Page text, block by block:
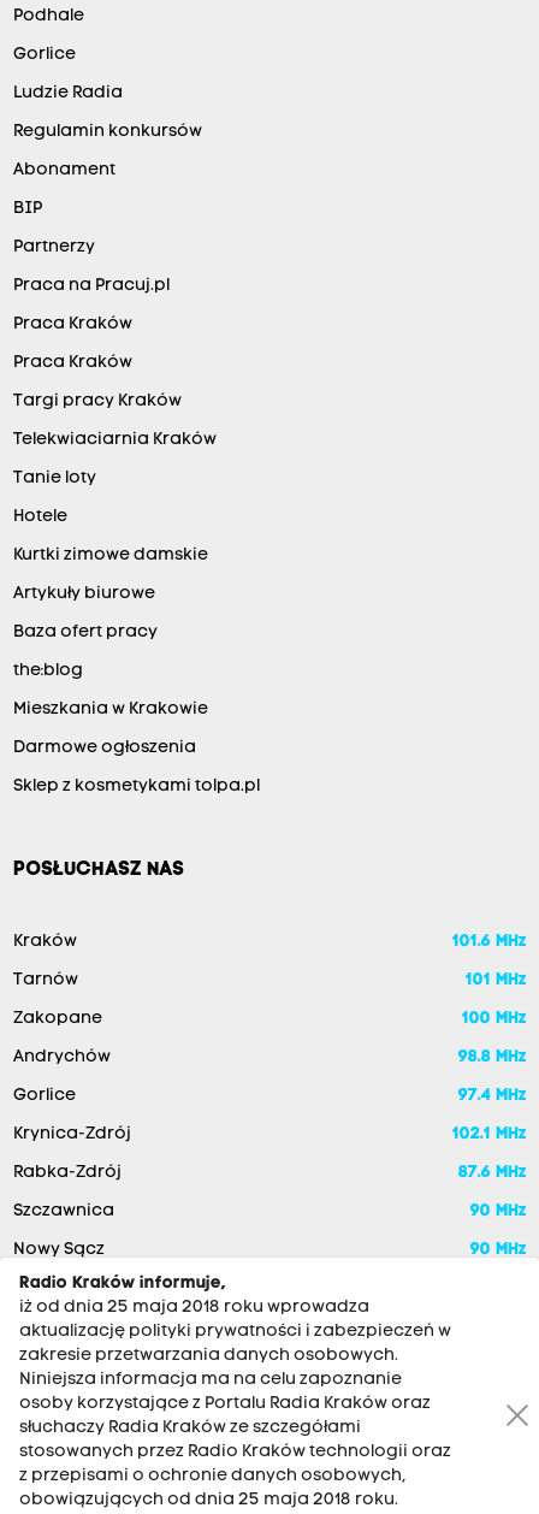
Podhale
Gorlice
Ludzie Radia
Regulamin konkursów
Abonament
BIP
Partnerzy
Praca na Pracuj.pl
Praca Kraków
Praca Kraków
Targi pracy Kraków
Telekwiaciarnia Kraków
Tanie loty
Hotele
Kurtki zimowe damskie
Artykuły biurowe
Baza ofert pracy
the:blog
Mieszkania w Krakowie
Darmowe ogłoszenia
Sklep z kosmetykami tolpa.pl
POSŁUCHASZ NAS
Kraków 101.6 MHz
Tarnów 101 MHz
Zakopane 100 MHz
Andrychów 98.8 MHz
Gorlice 97.4 MHz
Krynica-Zdrój 102.1 MHz
Rabka-Zdrój 87.6 MHz
Szczawnica 90 MHz
Nowy Sącz 90 MHz
RADIO KRAKÓW SA. Aleja Juliusza Słowackiego 22, 30-007
Kraków
Radio Kraków informuje,
iż od dnia 25 maja 2018 roku wprowadza
aktualizację polityki prywatności i zabezpieczeń w
zakresie przetwarzania danych osobowych.
Niniejsza informacja ma na celu zapoznanie
osoby korzystające z Portalu Radia Kraków oraz
słuchaczy Radia Kraków ze szczegółami
stosowanych przez Radio Kraków technologii oraz
z przepisami o ochronie danych osobowych,
obowiązujących od dnia 25 maja 2018 roku.